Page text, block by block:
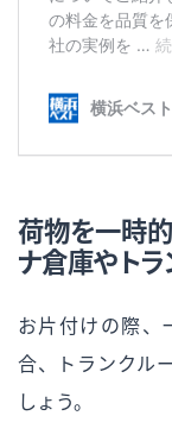
荷物を一時
ナ倉庫やトラ
お片付けの際、
合、トランクル
しょう。